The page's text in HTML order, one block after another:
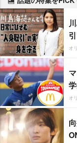
オ
オ